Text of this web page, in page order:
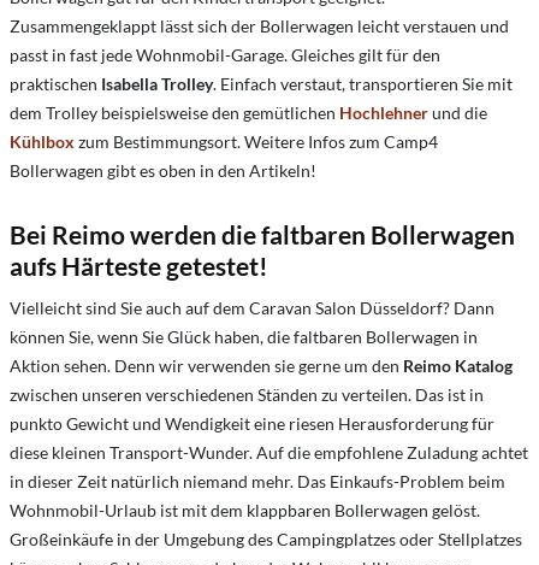
Zusammengeklappt lässt sich der Bollerwagen leicht verstauen und
passt in fast jede Wohnmobil-Garage. Gleiches gilt für den
praktischen Isabella Trolley. Einfach verstaut, transportieren Sie mit
dem Trolley beispielsweise den gemütlichen Hochlehnerund die
Kühlboxzum Bestimmungsort. Weitere Infos zum Camp4
Bollerwagen gibt es oben in den Artikeln!
Bei Reimo werden die faltbaren Bollerwagen
aufs Härteste getestet!
Vielleicht sind Sie auch auf dem Caravan Salon Düsseldorf? Dann
können Sie, wenn Sie Glück haben, die faltbaren Bollerwagen in
Aktion sehen. Denn wir verwenden sie gerne um den Reimo Katalog
zwischen unseren verschiedenen Ständen zu verteilen. Das ist in
punkto Gewicht und Wendigkeit eine riesen Herausforderung für
diese kleinen Transport-Wunder. Auf die empfohlene Zuladung achtet
in dieser Zeit natürlich niemand mehr. Das Einkaufs-Problem beim
Wohnmobil-Urlaub ist mit dem klappbaren Bollerwagen gelöst.
Großeinkäufe in der Umgebung des Campingplatzes oder Stellplatzes